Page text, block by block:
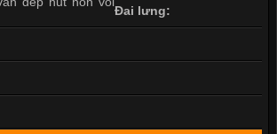
Đai lưng: